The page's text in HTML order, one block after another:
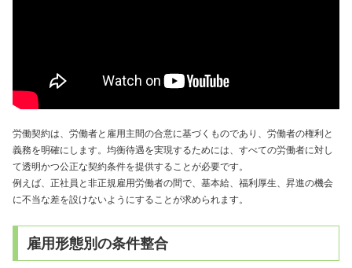
労働契約は、労働者と雇用主間の合意に基づくものであり、労働者の権利と
義務を明確にします。均衡待遇を実現するためには、すべての労働者に対し
て透明かつ公正な契約条件を提供することが必要です。
例えば、正社員と非正規雇用労働者の間で、基本給、福利厚生、昇進の機会
に不当な差を設けないようにすることが求められます。
雇用形態別の条件整合